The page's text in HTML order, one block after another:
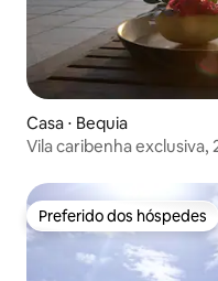
Casa ⋅ Bequia
Vila caribenha exclusiva,
Preferido dos hóspedes
Preferido dos hóspedes